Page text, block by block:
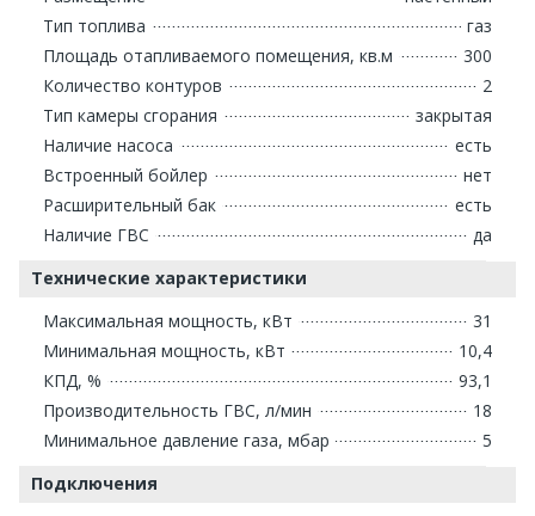
Тип топлива
газ
Площадь отапливаемого помещения, кв.м
300
Количество контуров
2
Тип камеры сгорания
закрытая
Наличие насоса
есть
Встроенный бойлер
нет
Расширительный бак
есть
Наличие ГВС
да
Технические характеристики
Максимальная мощность, кВт
31
Минимальная мощность, кВт
10,4
КПД, %
93,1
Производительность ГВС, л/мин
18
Минимальное давление газа, мбар
5
Подключения